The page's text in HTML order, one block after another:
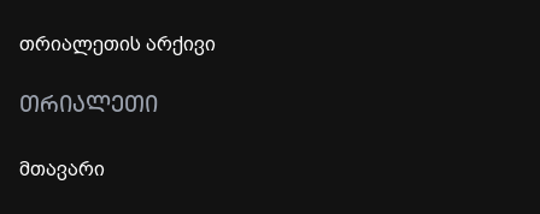
თრიალეთის არქივი
ᲗᲠᲘᲐᲚᲔᲗᲘ
მთავარი